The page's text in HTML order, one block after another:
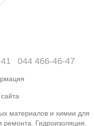
044 466-46-47
материалов и химии для
ремонта. Гидроизоляция,